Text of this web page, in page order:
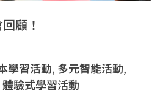
顧！
學習活動, 多元智能活動,
體驗式學習活動